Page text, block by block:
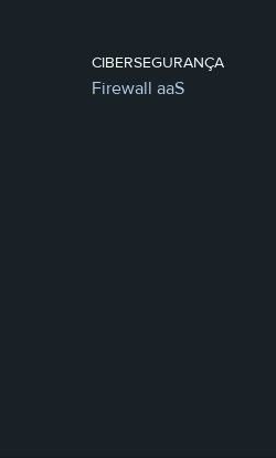
CIBERSEGURANÇA
Firewall aaS